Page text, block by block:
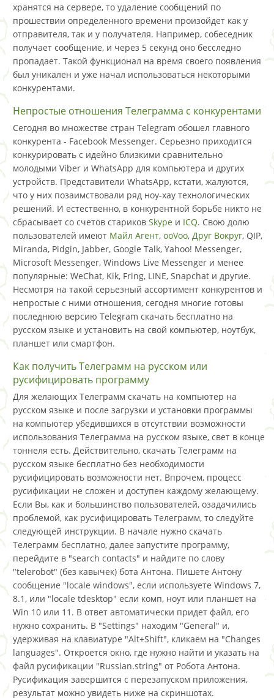
хранятся на сервере, то удаление сообщений по
прошествии определенного времени произойдет как у
отправителя, так и у получателя. Например, собеседник
получает сообщение, и через 5 секунд оно бесследно
пропадает. Такой функционал на время своего появления
был уникален и уже начал использоваться некоторыми
конкурентами.
Непростые отношения Телеграмма с конкурентами
Сегодня во множестве стран Telegram обошел главного
конкурента - Facebook Messenger. Серьезно приходится
конкурировать с идейно близкими сравнительно
молодыми Viber и WhatsApp для компьютера и других
устройств. Представители WhatsApp, кстати, жалуются,
что у них позаимствовали ряд ноу-хау технологических
решений. И естественно, в конкурентной борьбе никто не
сбрасывает со счетов стариков Skype и ICQ. Свою долю
пользователей имеют Майл Агент, ooVoo, Друг Вокруг, QIP,
Miranda, Pidgin, Jabber, Google Talk, Yahoo! Messenger,
Microsoft Messenger, Windows Live Messenger и менее
популярные: WeChat, Kik, Fring, LINE, Snapchat и другие.
Несмотря на такой серьезный ассортимент конкурентов и
непростые с ними отношения, сегодня многие готовы
последнюю версию Telegram скачать бесплатно на
русском языке и установить на свой компьютер, ноутбук,
планшет или смартфон.
Как получить Телеграмм на русском или
русифицировать программу
Для желающих Телеграмм скачать на компьютер на
русском языке и после загрузки и установки программы
на компьютер убедившихся в отсутствии возможности
использования Телеграмма на русском языке, свет в конце
тоннеля есть. Действительно, скачать Телеграмм на
русском языке бесплатно без необходимости
русифицировать возможности нет. Впрочем, процесс
русификации не сложен и доступен каждому желающему.
Если Вы, как и большинство пользователей, озадачились
проблемой, как русифицировать Телеграмм, то следуйте
следующей инструкции. В начале нужно скачать
Телеграмм бесплатно, далее запустите программу,
перейдите в "search contacts" и найдите по слову
"telerobot" (без кавычек) бота Антона. Пишете Антону
сообщение "locale windows", если используете Windows 7,
8.1, или "locale tdesktop" если комп, ноут или планшет на
Win 10 или 11. В ответ автоматически придет файл, его
нужно сохранить. В "Settings" находим "General" и,
удерживая на клавиатуре "Alt+Shift", кликаем на "Changes
languages". Откроется окно, где нужно найти и указать на
файл русификации "Russian.string" от Робота Антона.
Русификация завершится с перезапуском приложения,
результат можно увидеть ниже на скриншотах.